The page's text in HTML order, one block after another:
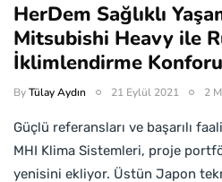
HerDem Sağlıklı
Mitsubishi Heavy ile
İklimlendirme Konforu
ByTülay Aydın 21 Eylül 2021 2
Güçlü referansları ve başarılı
MHI Klima Sistemleri, proje
yenisini ekliyor. Üstün Japon